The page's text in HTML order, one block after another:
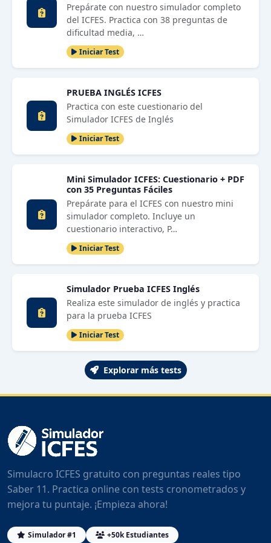
Prepárate con nuestro simulador completo
del ICFES. Practica con 38 preguntas de
dificultad media, …
Iniciar Test
PRUEBA INGLÉS ICFES
Practica con este cuestionario del
Simulador ICFES de Inglés
Iniciar Test
Mini Simulador ICFES: Cuestionario + PDF
con 35 Preguntas Fáciles
Prepárate para el ICFES con nuestro mini
simulador completo. Incluye un
cuestionario interactivo, P…
Iniciar Test
Simulador Prueba ICFES Inglés
Realiza este simulador de inglés y practica
para la prueba ICFES
Iniciar Test
Explorar más tests
Simulacro ICFES gratuito con preguntas reales tipo
Saber 11. Practica online con tests cronometrados y
mejora tu puntaje. ¡Empieza ahora!
Simulador #1 +50k Estudiantes